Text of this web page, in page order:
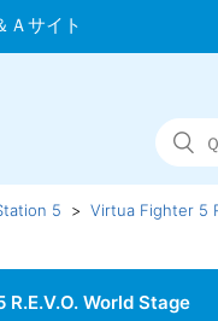
5 Virtua Fighter 5
World Stage